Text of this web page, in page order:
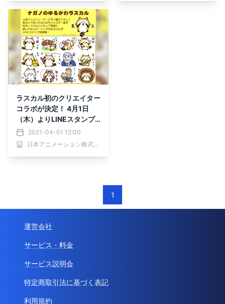
ラスカル初のクリエイター
コラボが決定！ 4月1日
（木）よりLINEスタンプ
「ナガノのゆるかわラスカ
ル」配信開始
2021-04-01 12:00
日本アニメーション株式会社
1
運営会社
サービス・料金
サービス説明会
特定商取引法に基づく表記
利用規約